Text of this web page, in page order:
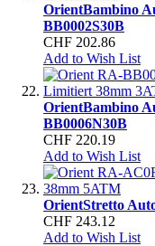
OrientBambino
BB0002S30B
CHF 202.86
Add to Wish List
OrientBambino
BB0006N30B
CHF 220.19
Add to Wish List
OrientStretto
CHF 243.12
Add to Wish List